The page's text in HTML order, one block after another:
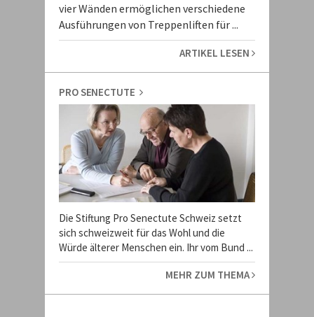
vier Wänden ermöglichen verschiedene
Ausführungen von Treppenliften für ...
ARTIKEL LESEN
PRO SENECTUTE
Die Stiftung Pro Senectute Schweiz setzt
sich schweizweit für das Wohl und die
Würde älterer Menschen ein. Ihr vom Bund ...
MEHR ZUM THEMA